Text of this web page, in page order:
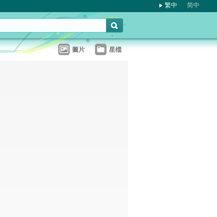
繁中 简中
圖片 星檔